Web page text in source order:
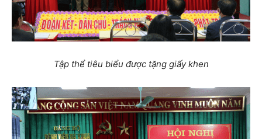
Tập thể tiêu biểu được tặng giấy khen